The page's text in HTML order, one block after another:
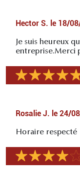
Hector S. le 18/
Je suis heureux
entreprise.Merci
Rosalie J. le 24/
Horaire respecté